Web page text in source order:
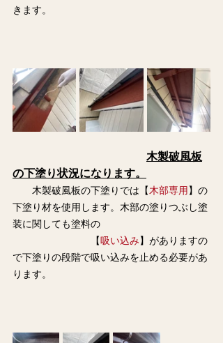
きます。
木製破風板
の下塗り状況になります。
木製破風板の下塗りでは【木部専用 】の
下塗り材を使用します。木部の塗りつぶし塗
装に関しても塗料の
【吸い込み】がありますの
で下塗りの段階で吸い込みを止める必要があ
ります。